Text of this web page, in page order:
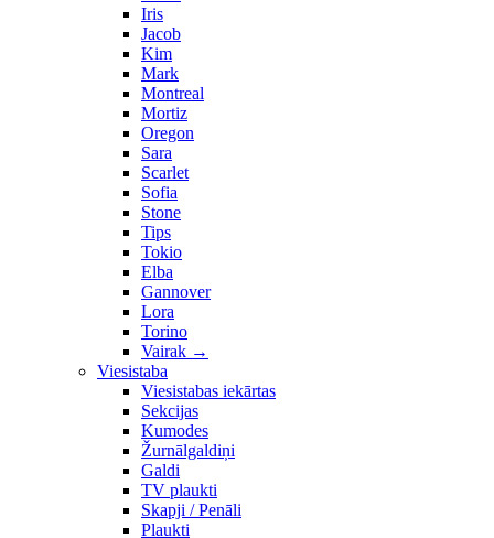
Iris
Jacob
Kim
Mark
Montreal
Mortiz
Oregon
Sara
Scarlet
Sofia
Stone
Tips
Tokio
Elba
Gannover
Lora
Torino
Vairak →
Viesistaba
Viesistabas iekārtas
Sekcijas
Kumodes
Žurnālgaldiņi
Galdi
TV plaukti
Skapji / Penāli
Plaukti